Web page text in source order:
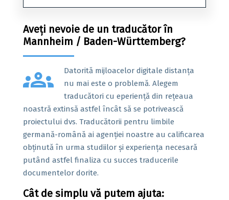
Aveți nevoie de un traducător în
Mannheim / Baden-Württemberg?
groups
Datorită mijloacelor digitale distanța
nu mai este o problemă. Alegem
traducători cu eperiență din rețeaua
noastră extinsă astfel încât să se potrivească
proiectului dvs. Traducătorii pentru limbile
germană-română ai agenției noastre au calificarea
obținută în urma studiilor și experiența necesară
putând astfel finaliza cu succes traducerile
documentelor dorite.
Cât de simplu vă putem ajuta: